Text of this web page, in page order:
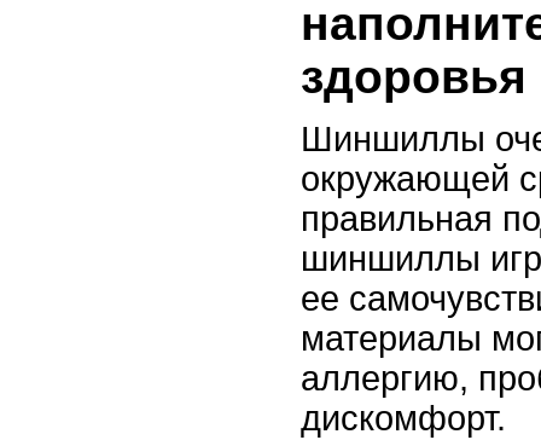
Шиншиллы
окружающей
правильная
шиншиллы
ее
материалы
аллергию,
дискомфорт.